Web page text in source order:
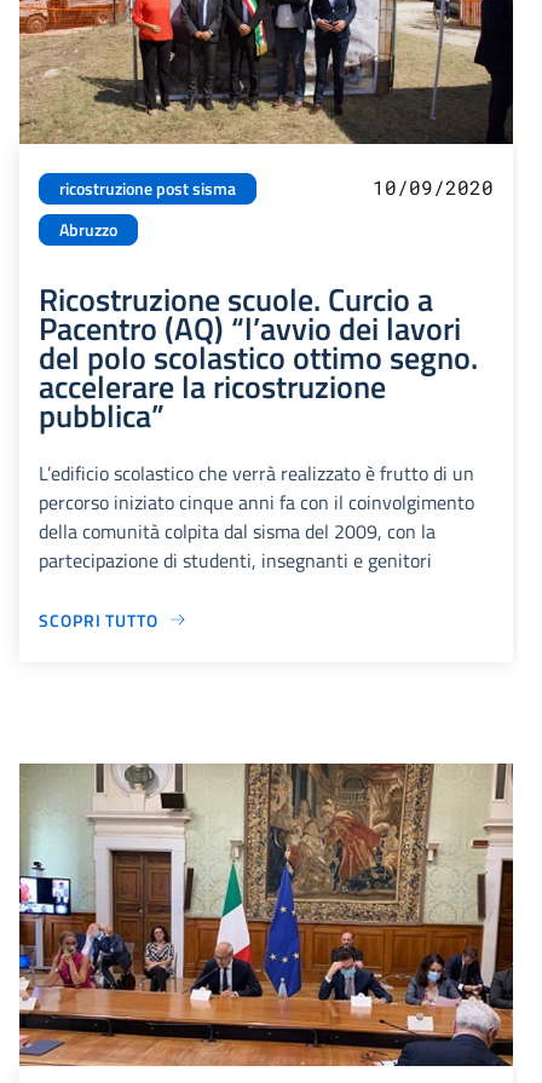
ricostruzione post sisma
Abruzzo
10/09/2020
Ricostruzione scuole. Curcio a
Pacentro (AQ) “l’avvio dei lavori
del polo scolastico ottimo segno.
accelerare la ricostruzione
pubblica”
L’edificio scolastico che verrà realizzato è frutto di un
percorso iniziato cinque anni fa con il coinvolgimento
della comunità colpita dal sisma del 2009, con la
partecipazione di studenti, insegnanti e genitori
SCOPRI TUTTO